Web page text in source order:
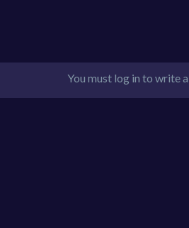
You must log in to write